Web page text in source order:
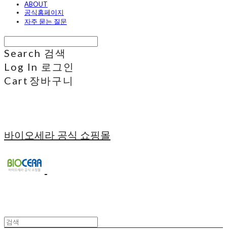
ABOUT
공식홈페이지
자주 묻는 질문
Search 검색
Log In 로그인
Cart 장바구니
바이오세라 공식 쇼핑몰